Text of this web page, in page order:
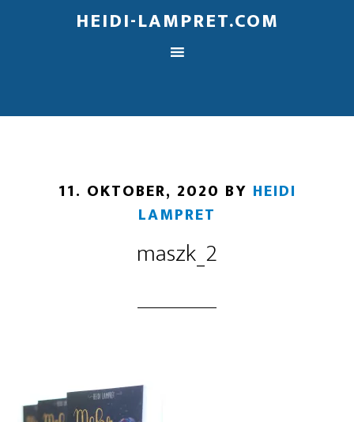
HEIDI-LAMPRET.COM
11. OKTOBER, 2020 BY HEIDI
LAMPRET
maszk_2